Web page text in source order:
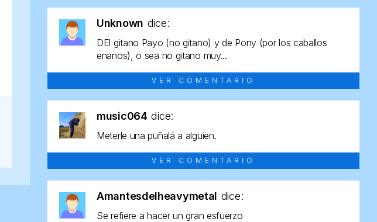
Unknown dice:
DEl gitano Payo (no gitano) y de Pony (por los caballos
enanos), o sea no gitano muy...
VER COMENTARIO
music064 dice:
Meterle una puñalá a alguien.
VER COMENTARIO
Amantesdelheavymetal dice:
Se refiere a hacer un gran esfuerzo